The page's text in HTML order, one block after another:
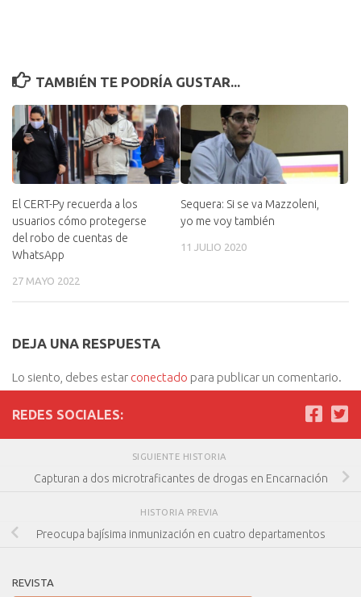
TAMBIÉN TE PODRÍA GUSTAR...
El CERT-Py recuerda a los
usuarios cómo protegerse
del robo de cuentas de
WhatsApp
27 MAYO 2022
Sequera: Si se va Mazzoleni,
yo me voy también
11 JULIO 2020
DEJA UNA RESPUESTA
Lo siento, debes estar conectado para publicar un comentario.
REDES SOCIALES:
SIGUIENTE HISTORIA
Capturan a dos microtraficantes de drogas en Encarnación
HISTORIA PREVIA
Preocupa bajísima inmunización en cuatro departamentos
REVISTA